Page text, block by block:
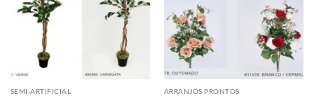
SEMI-ARTIFICIAL ARRANJOS PRONTOS